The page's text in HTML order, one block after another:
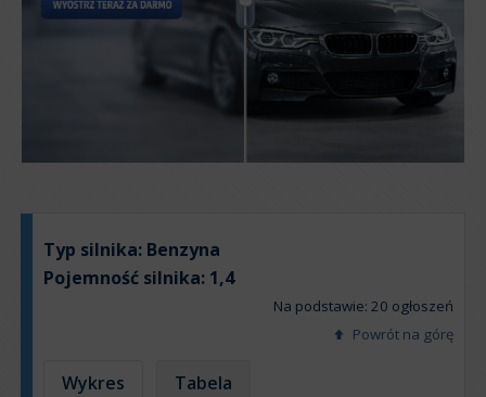
Typ silnika: Benzyna
Pojemność silnika: 1,4
Na podstawie: 20 ogłoszeń
Powrót na górę
Wykres Tabela